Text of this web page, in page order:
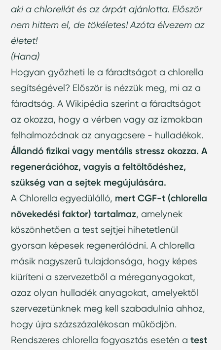
aki a chlorellát és az árpát ajánlotta. Először
nem hittem el, de tökéletes! Azóta élvezem az
életet!
(Hana)
Hogyan győzheti le a fáradtságot a chlorella
segítségével? Először is nézzük meg, mi az a
fáradtság. A Wikipédia szerint a fáradtságot
az okozza, hogy a vérben vagy az izmokban
felhalmozódnak az anyagcsere - hulladékok.
Állandó fizikai vagy mentális stressz okozza. A
regenerációhoz, vagyis a feltöltődéshez,
szükség van a sejtek megújulására.
A Chlorella egyedülálló, mert CGF-t (chlorella
növekedési faktor) tartalmaz, amelynek
köszönhetően a test sejtjei hihetetlenül
gyorsan képesek regenerálódni. A chlorella
másik nagyszerű tulajdonsága, hogy képes
kiüríteni a szervezetből a méreganyagokat,
azaz olyan hulladék anyagokat, amelyektől
szervezetünknek meg kell szabadulnia ahhoz,
hogy újra százszázalékosan működjön.
Rendszeres chlorella fogyasztás esetén atest